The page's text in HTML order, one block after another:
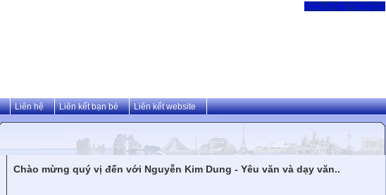
Đăng nhập / Đăng ký
Liên hệ Liên kết bạn bè Liên kết website
Chào mừng quý vị đến với Nguyễn Kim Dung - Yêu văn và dạy văn..